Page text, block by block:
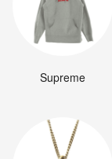
Supreme